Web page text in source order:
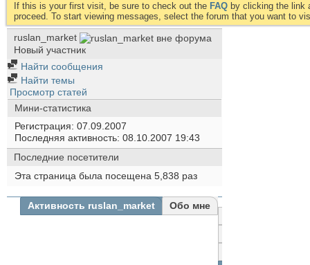
If this is your first visit, be sure to check out the FAQ by clicking the link
proceed. To start viewing messages, select the forum that you want to
ruslan_market
Новый участник
Найти сообщения
Найти темы
Просмотр статей
Мини-статистика
Регистрация 07.09.2007
Последняя активность 08.10.2007 19:43
Последние посетители
Эта страница была посещена 5,838 раз
Активность ruslan_market Обо мне